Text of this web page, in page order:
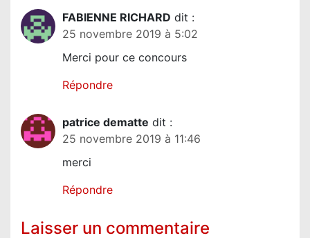
FABIENNE RICHARD dit :
25 novembre 2019 à 5:02
Merci pour ce concours
Répondre
patrice dematte dit :
25 novembre 2019 à 11:46
merci
Répondre
Laisser un commentaire